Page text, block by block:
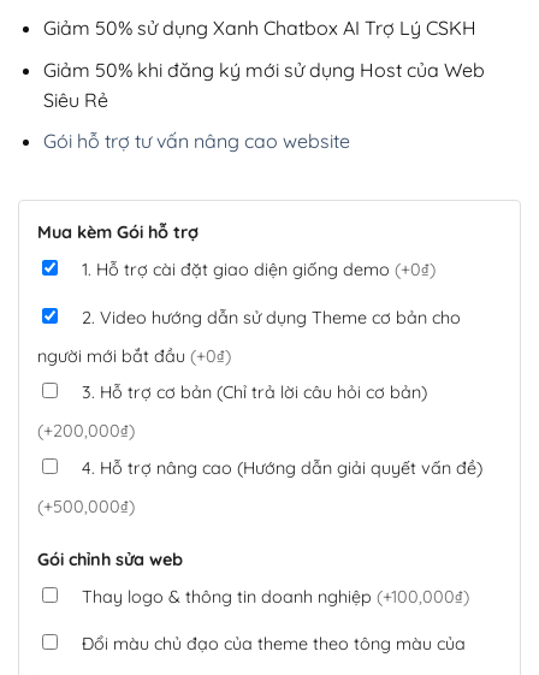
Giảm 50% sử dụng Xanh Chatbox AI Trợ Lý CSKH
Giảm 50% khi đăng ký mới sử dụng Host của Web
Siêu Rẻ
Gói hỗ trợ tư vấn nâng cao website
Mua kèm Gói hỗ trợ
1. Hỗ trợ cài đặt giao diện giống demo (+0₫)
2. Video hướng dẫn sử dụng Theme cơ bản cho
người mới bắt đầu (+0₫)
3. Hỗ trợ cơ bản (Chỉ trả lời câu hỏi cơ bản)
(+200,000₫)
4. Hỗ trợ nâng cao (Hướng dẫn giải quyết vấn đề)
(+500,000₫)
Gói chỉnh sửa web
Thay logo & thông tin doanh nghiệp (+100,000₫)
Đổi màu chủ đạo của theme theo tông màu của